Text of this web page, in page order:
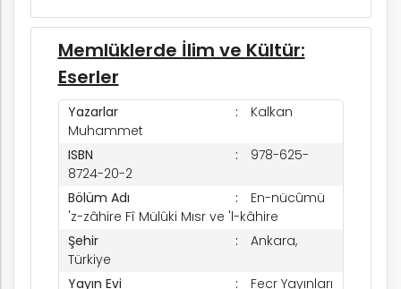
Memlüklerde İlim ve Kültür:
Eserler
Yazarlar
Kalkan
Muhammet
ISBN
978-625-
8724-20-2
Bölüm Adı
En-nücûmü
'z-zâhire Fî Mülûki Mısr ve 'l-kâhire
Şehir
Ankara,
Türkiye
Yayın Evi
Fecr Yayınları